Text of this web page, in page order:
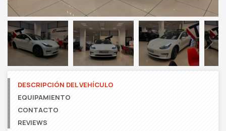
Next
DESCRIPCIÓN DEL VEHÍCULO
EQUIPAMIENTO
CONTACTO
REVIEWS